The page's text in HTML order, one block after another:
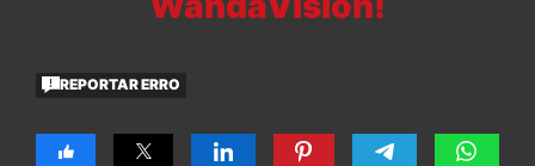
REPORTAR ERRO